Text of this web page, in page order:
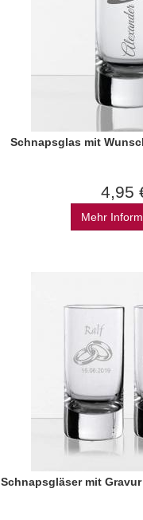
Schnapsglas mit
4,95
Mehr
Schnapsgläser mit